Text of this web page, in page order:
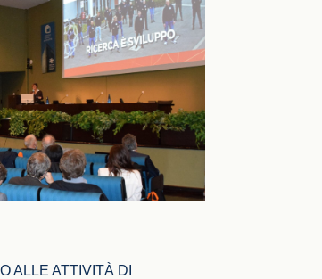
ALLE ATTIVITÀ DI